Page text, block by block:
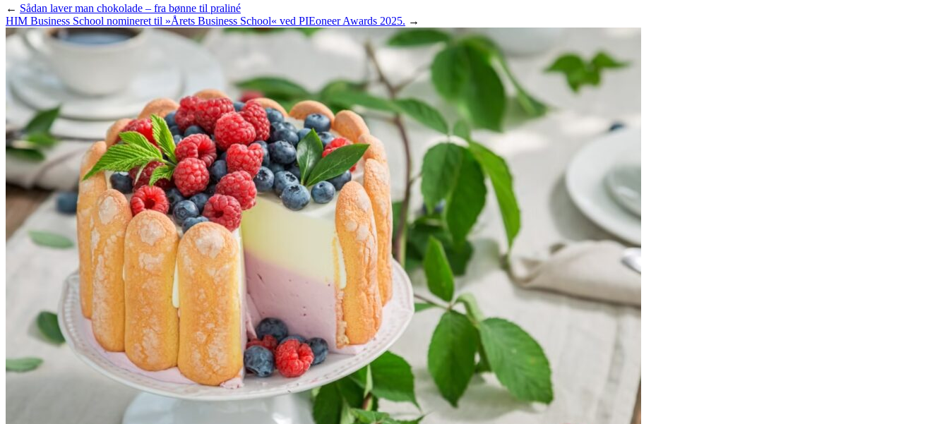
← Sådan laver man chokolade – fra bønne til praliné
HIM Business School nomineret til »Årets Business School« ved PIEoneer Awards 2025. →